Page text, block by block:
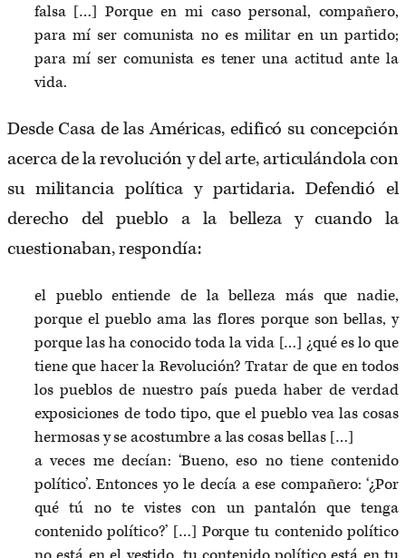
falsa […] Porque en mi caso personal, compañero,
para mí ser comunista no es militar en un partido;
para mí ser comunista es tener una actitud ante la
vida.
Desde Casa de las Américas, edificó su concepción
acerca de la revolución y del arte, articulándola con
su militancia política y partidaria. Defendió el
derecho del pueblo a la belleza y cuando la
cuestionaban, respondía:
el pueblo entiende de la belleza más que nadie,
porque el pueblo ama las flores porque son bellas, y
porque las ha conocido toda la vida […] ¿qué es lo que
tiene que hacer la Revolución? Tratar de que en todos
los pueblos de nuestro país pueda haber de verdad
exposiciones de todo tipo, que el pueblo vea las cosas
hermosas y se acostumbre a las cosas bellas […]
a veces me decían: ‘Bueno, eso no tiene contenido
político’. Entonces yo le decía a ese compañero: ‘¿Por
qué tú no te vistes con un pantalón que tenga
contenido político?’ […] Porque tu contenido político